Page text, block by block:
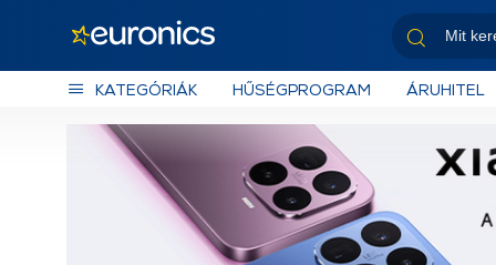
KATEGÓRIÁK HŰSÉGPROGRAM ÁRUHITEL